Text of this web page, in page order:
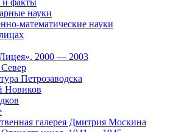
науки
математические науки
2000 — 2003
Петрозаводска
Новиков
галерея Дмитрия Москина